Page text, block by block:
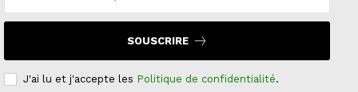
SOUSCRIRE
J'ai lu et j'accepte les Politique de confidentialité.